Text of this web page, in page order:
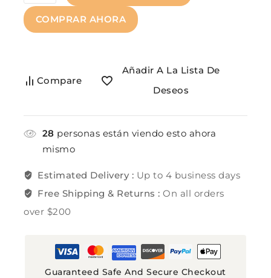
COMPRAR AHORA
Compare
Añadir A La Lista De
Deseos
28 personas están viendo esto ahora
mismo
Estimated Delivery : Up to 4 business days
Free Shipping & Returns :On all orders
over $200
Guaranteed Safe And Secure Checkout